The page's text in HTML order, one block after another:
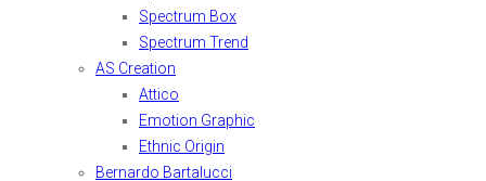
Spectrum Box
Spectrum Trend
AS Creation
Attico
Emotion Graphic
Ethnic Origin
Bernardo Bartalucci